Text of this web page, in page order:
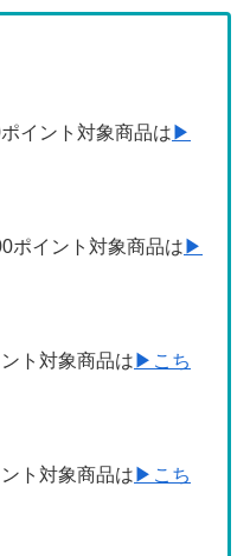
イント対象商品は ▶
ポイント対象商品は ▶
ト対象商品は ▶こち
ト対象商品は ▶こち